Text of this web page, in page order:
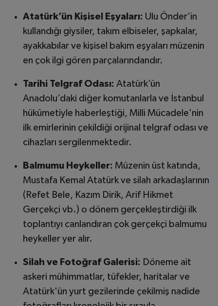
Atatürk’ün Kişisel Eşyaları: Ulu Önder’in
kullandığı giysiler, takım elbiseler, şapkalar,
ayakkabılar ve kişisel bakım eşyaları müzenin
en çok ilgi gören parçalarındandır.
Tarihi Telgraf Odası: Atatürk’ün
Anadolu’daki diğer komutanlarla ve İstanbul
hükümetiyle haberleştiği, Milli Mücadele'nin
ilk emirlerinin çekildiği orijinal telgraf odası ve
cihazları sergilenmektedir.
Balmumu Heykeller: Müzenin üst katında,
Mustafa Kemal Atatürk ve silah arkadaşlarının
(Refet Bele, Kazım Dirik, Arif Hikmet
Gerçekçi vb.) o dönem gerçekleştirdiği ilk
toplantıyı canlandıran çok gerçekçi balmumu
heykeller yer alır.
Silah ve Fotoğraf Galerisi: Döneme ait
askeri mühimmatlar, tüfekler, haritalar ve
Atatürk'ün yurt gezilerinde çekilmiş nadide